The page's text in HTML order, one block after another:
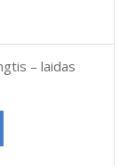
– laidas